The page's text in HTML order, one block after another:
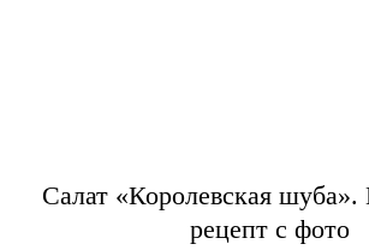
Салат «Королевская
рецепт с фото